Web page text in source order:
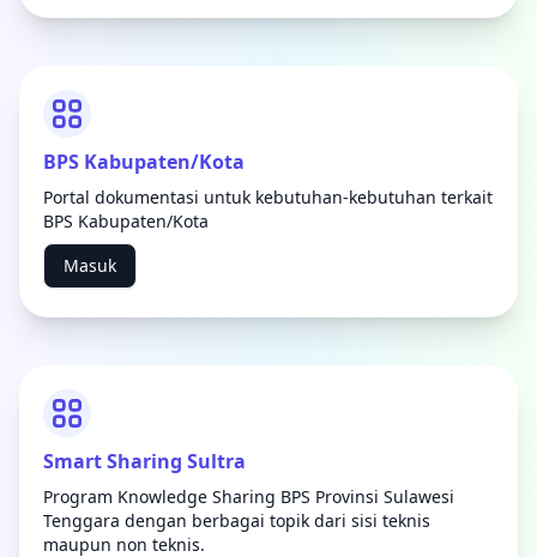
BPS Kabupaten/Kota
Portal dokumentasi untuk kebutuhan-kebutuhan terkait
BPS Kabupaten/Kota
Masuk
Smart Sharing Sultra
Program Knowledge Sharing BPS Provinsi Sulawesi
Tenggara dengan berbagai topik dari sisi teknis
maupun non teknis.